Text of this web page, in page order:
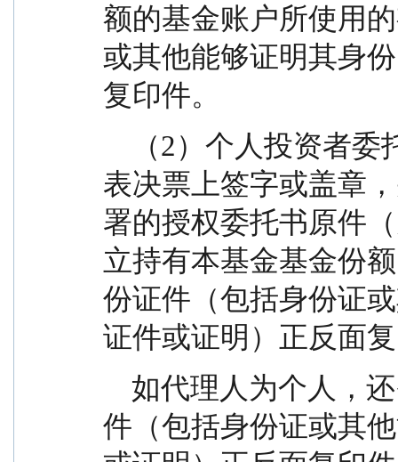
额的基金账户所使用
或其他能够证明其身
复印件。
表决票上签字或盖章
署的授权委托书原件
立持有本基金基金份
份证件（包括身份证
证件或证明）正反面
件（包括身份证或其